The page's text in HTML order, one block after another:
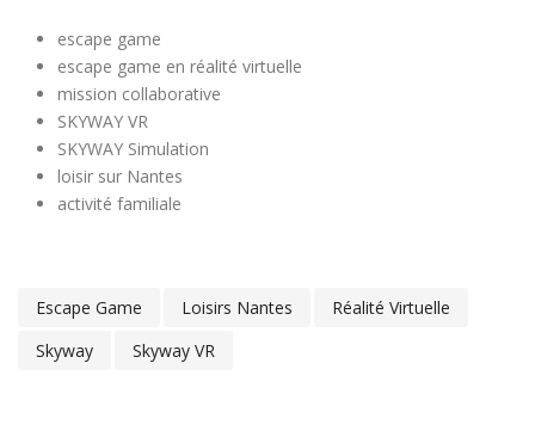
escape game
escape game en réalité virtuelle
mission collaborative
SKYWAY VR
SKYWAY Simulation
loisir sur Nantes
activité familiale
Escape Game Loisirs Nantes
Réalité Virtuelle
Skyway
Skyway VR